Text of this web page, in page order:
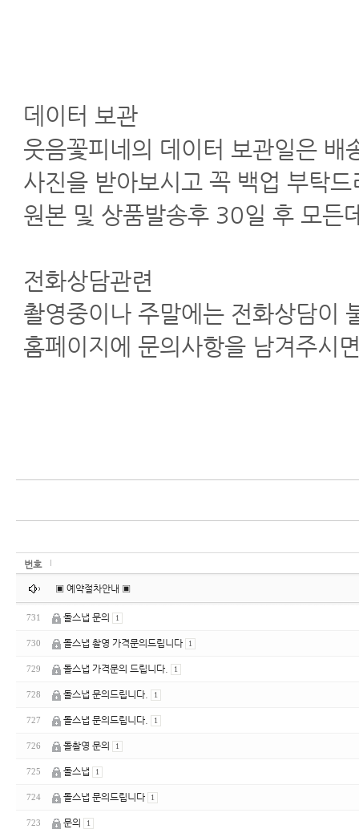
데이터 보관
웃음꽃피네의 데이터 보관일은 배
사진을 받아보시고 꼭 백업 부탁
원본 및 상품발송후 30일 후 모든
전화상담관련
촬영중이나 주말에는 전화상담이
홈페이지에 문의사항을 남겨주시
번호
▣ 예약절차안내 ▣
731 돌스냅 문의 1
730 돌스냅 촬영 가격문의드립니다 1
729 돌스냅 가격문의 드립니다. 1
728 돌스냅 문의드립니다. 1
727 돌스냅 문의드립니다. 1
726 돌촬영 문의 1
725 돌스냅 1
724 돌스냅 문의드립니다 1
723 문의 1